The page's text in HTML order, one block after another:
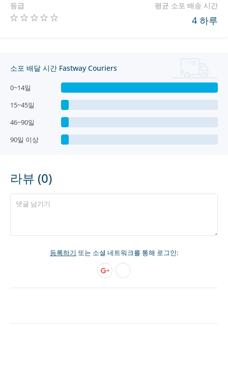
등급 평균 소포 배송 시간
4 하루
소포 배달 시간 Fastway Couriers
0~14일
15~45일
46~90일
90일 이상
라뷰 (0)
등록하기 또는 소셜 네트워크를 통해 로그인: